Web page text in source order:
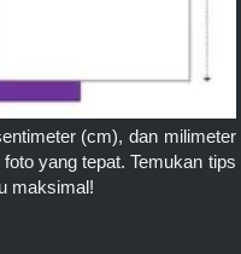
(cm), dan milimeter
yang tepat. Temukan tips
maksimal!